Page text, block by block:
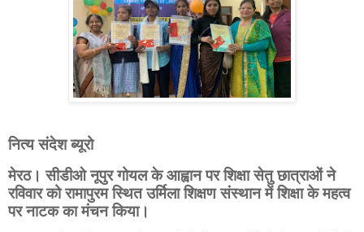
नित्य संदेश ब्यूरो
मेरठ। सीडीओ नूपुर गोयल के आह्वान पर शिक्षा सेतु छात्राओं ने
रविवार को रामापुरम स्थित उर्मिला शिक्षण संस्थान में शिक्षा के महत्व
पर नाटक का मंचन किया।